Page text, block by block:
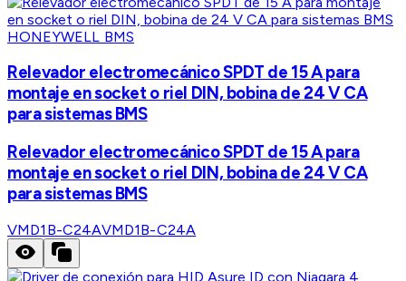
HONEYWELL BMS
Relevador electromecánico SPDT de 15 A para
montaje en socket o riel DIN, bobina de 24 V CA
para sistemas BMS
Relevador electromecánico SPDT de 15 A para
montaje en socket o riel DIN, bobina de 24 V CA
para sistemas BMS
VMD1B-C24AVMD1B-C24A